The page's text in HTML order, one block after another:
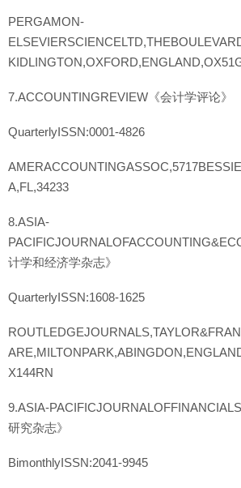
PERGAMON-
7.ACCOUNTINGREVIEW《会计学评论》
QuarterlyISSN:0001-4826
A,FL,34233
8.ASIA-
计学和经济学杂志》
QuarterlyISSN:1608-1625
X144RN
9.ASIA-
研究杂志》
BimonthlyISSN:2041-9945